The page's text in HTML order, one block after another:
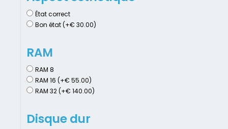
État correct
Bon état (+€ 30.00)
RAM
RAM 8
RAM 16 (+€ 55.00)
RAM 32 (+€ 140.00)
Disque dur